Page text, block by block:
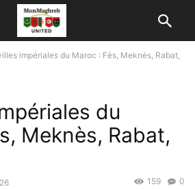
impériales du Maroc : Fès, Meknès, Rabat,
du
Meknès, Rabat,
0
159